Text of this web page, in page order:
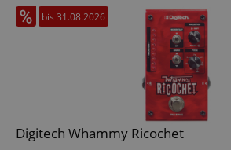
bis 31.08.2026
Digitech Whammy Ricochet